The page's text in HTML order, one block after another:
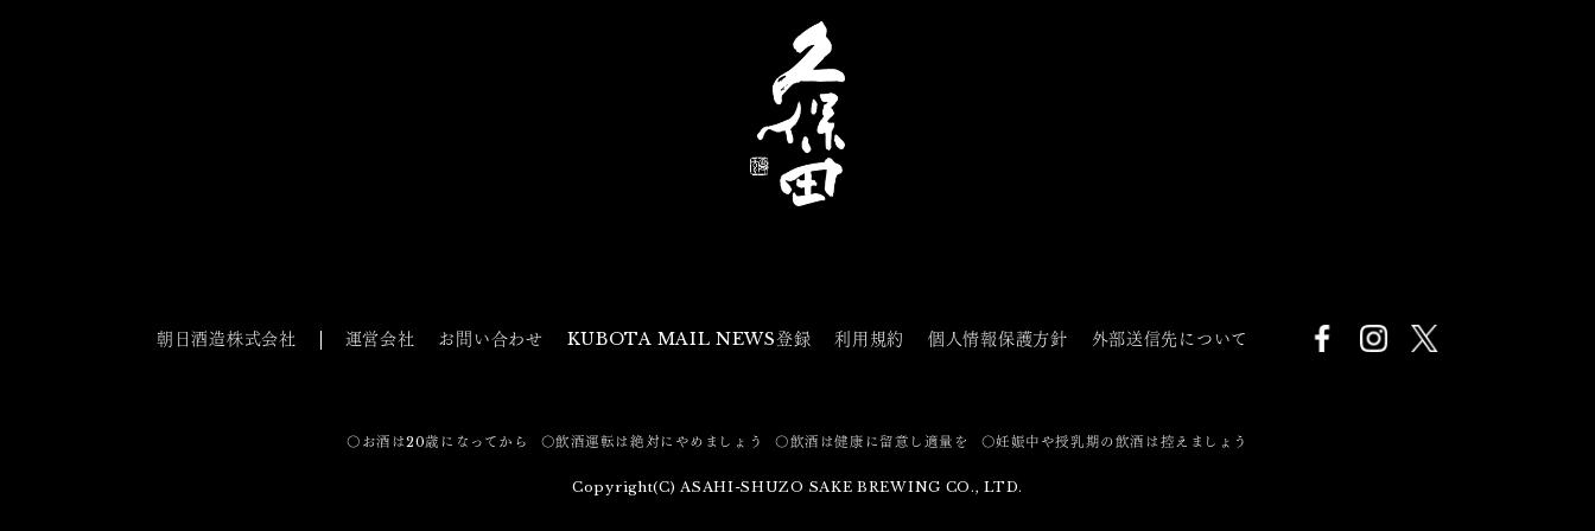
朝日酒造株式会社 運営会社 お問い合わせ KUBOTA MAIL NEWS登録 利用規約 個人情報保護方針 外部送信先について
〇お酒は20歳になってから 〇飲酒運転は絶対にやめましょう 〇飲酒は健康に留意し適量を 〇妊娠中や授乳期の飲酒は控えましょう
Copyright(C) ASAHI-SHUZO SAKE BREWING CO., LTD.